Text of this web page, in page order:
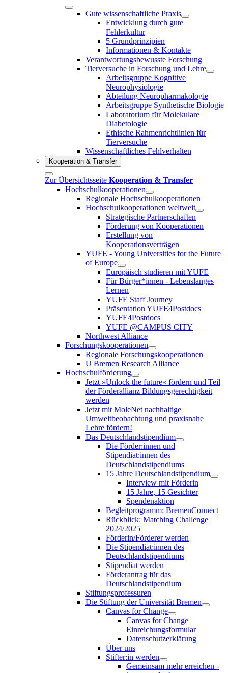
Gute wissenschaftliche Praxis
Entwicklung durch gute
Fehlerkultur
5 Grundprinzipien
Informationen & Kontakte
Verantwortungsbewusste Forschung
Tierversuche in Forschung und Lehre
Arbeitsgruppe Kognitive
Neurophysiologie
Abteilung Neuropharmakologie
Arbeitsgruppe Synthetische Biologie
Laboratorium für Molekulare
Diabetologie
Ethische Rahmenrichtlinien für
Tierversuche
Wissenschaftliches Fehlverhalten
Kooperation & Transfer
Zur Übersichtsseite Kooperation & Transfer
Hochschulkooperationen
Regionale Hochschulkooperationen
Hochschulkooperationen weltweit
Strategische Partnerschaften
Förderung von Kooperationen
Erstellung von
Kooperationsverträgen
YUFE - Young Universities for the Future
of Europe
Europäisch studieren mit YUFE
Für Bürger*innen - Lebenslanges
Lernen
YUFE Staff Journey
Präsentation YUFE4Postdocs
YUFE4Postdocs
YUFE @CAMPUS CITY
Northwest Alliance
Forschungskooperationen
Regionale Forschungskooperationen
U Bremen Research Alliance
Hochschulförderung
Jetzt »Unlock the future« fördern und Teil
der Förderallianz Bildungsgerechtigkeit
werden
Jetzt mit MoleNet nachhaltige
Umweltbeobachtung und praxisnahe
Lehre fördern!
Das Deutschlandstipendium
Die Förder:innen und
Stipendiat:innen des
Deutschlandstipendiums
15 Jahre Deutschlandstipendium
Interview mit Förderin
15 Jahre, 15 Gesichter
Spendenaktion
Begleitprogramm: BremenConnect
Rückblick: Matching Challenge
2024/2025
Förderin/Förderer werden
Die Stipendiat:innen des
Deutschlandstipendiums
Stipendiat werden
Förderantrag für das
Deutschlandstipendium
Stiftungsprofessuren
Die Stiftung der Universität Bremen
Canvas for Change
Canvas for Change
Einreichungsformular
Datenschutzerklärung
Über uns
Stifter:in werden
Gemeinsam mehr erreichen -